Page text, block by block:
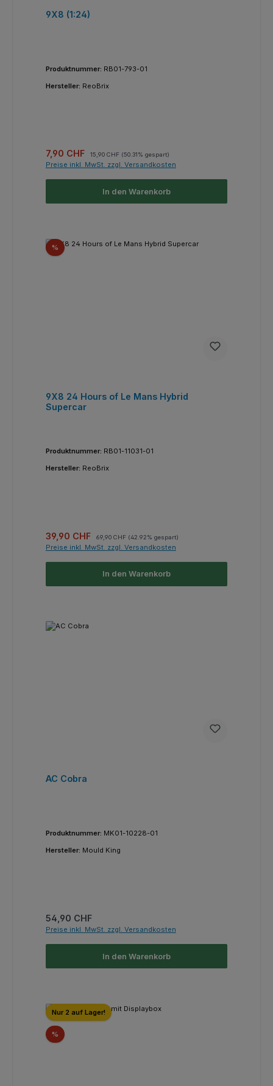
9X8 (1:24)
Produktnummer: RB01-793-01
Hersteller: ReoBrix
Verkaufspreis:
7,90 CHF Regulärer Preis:
15,90 CHF (50.31% gespart)
Preise inkl. MwSt. zzgl. Versandkosten
In den Warenkorb
%Rabatt
9X8 24 Hours of Le Mans Hybrid
Supercar
Produktnummer: RB01-11031-01
Hersteller: ReoBrix
Verkaufspreis:
39,90 CHF 69,90 CHF (42.92% gespart)
Preise inkl. MwSt. zzgl. Versandkosten
In den Warenkorb
AC Cobra
Produktnummer: MK01-10228-01
Hersteller: Mould King
Regulärer Preis:
54,90 CHF
Preise inkl. MwSt. zzgl. Versandkosten
In den Warenkorb
Nur 2 auf Lager!
%Rabatt